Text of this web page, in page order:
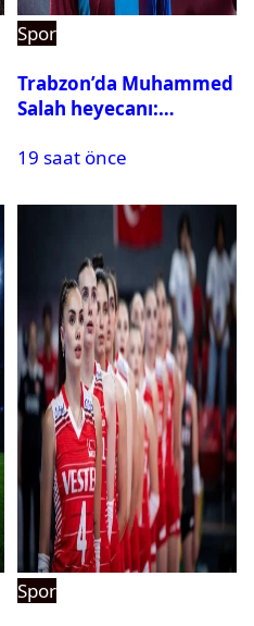
Spor
Trabzon’da Muhammed
Salah heyecanı:
tükeniyor
19 saat önce
Spor